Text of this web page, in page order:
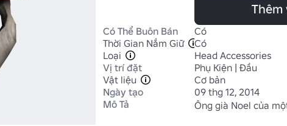
Thêm
Có Thể Buôn Bán
Có
Thời Gian Nắm Giữ
Có
Loại
Head Accessories
Vị trí đặt
Phụ Kiện | Đầu
Vật liệu
Cơ bản
Ngày tạo
09 thg 12, 2014
Mô Tả
Ông già Noel của